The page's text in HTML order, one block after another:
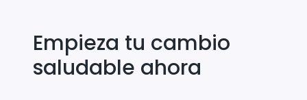
Empieza tu cambio
saludable ahora